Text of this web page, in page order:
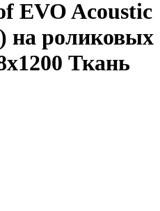
EVO Acoustic
на роликовых
Ткань